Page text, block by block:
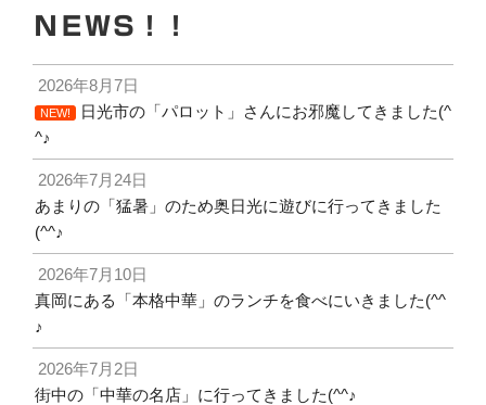
ＮＥＷＳ！！
2026年8月7日
NEW!
日光市の「パロット」さんにお邪魔してきました(^
^♪
2026年7月24日
あまりの「猛暑」のため奥日光に遊びに行ってきました
(^^♪
2026年7月10日
真岡にある「本格中華」のランチを食べにいきました(^^
♪
2026年7月2日
街中の「中華の名店」に行ってきました(^^♪